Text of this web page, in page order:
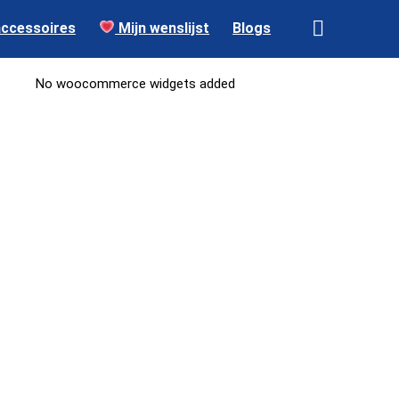
Mijn wenslijst Blogs
No woocommerce widgets added